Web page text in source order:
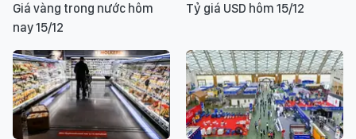
Giá vàng trong nước hôm
nay 15/12
Tỷ giá USD hôm 15/12